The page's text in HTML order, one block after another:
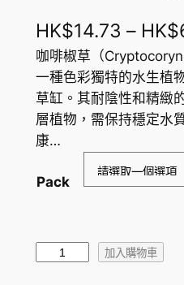
HK$14.73 – HK$
咖啡椒草（
一種色彩獨特的水生植
草缸。其耐陰性和精緻
層植物，需保持穩定水
康…
Pack
加入購物車